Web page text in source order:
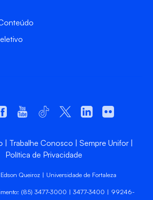
Trabalhe Conosco
Sempre Unifor
Política de Privacidade
Queiroz | Universidade de Fortaleza
(85) 3477-3000 | 3477-3400 | 99246-